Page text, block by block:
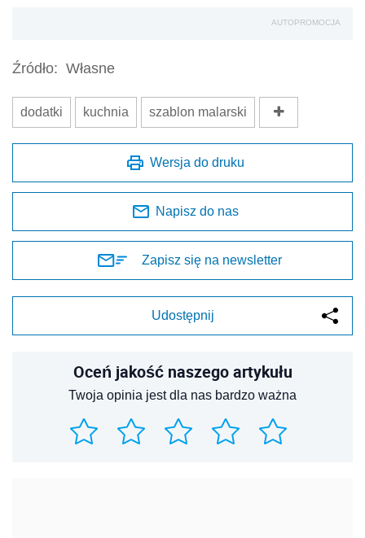
AUTOPROMOCJA
Źródło: Własne
dodatki kuchnia szablon malarski
Wersja do druku
Napisz do nas
Zapisz się na newsletter
Udostępnij
Oceń jakość naszego artykułu
Twoja opinia jest dla nas bardzo ważna